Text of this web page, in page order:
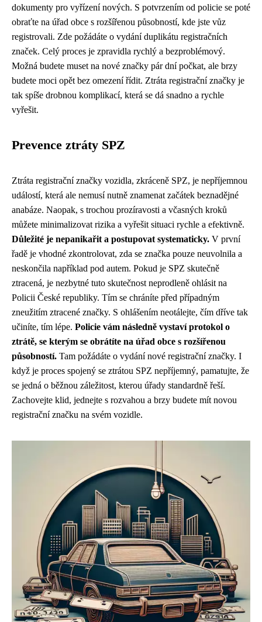
dokumenty pro vyřízení nových. S potvrzením od policie se poté
obraťte na úřad obce s rozšířenou působností, kde jste vůz
registrovali. Zde požádáte o vydání duplikátu registračních
značek. Celý proces je zpravidla rychlý a bezproblémový.
Možná budete muset na nové značky pár dní počkat, ale brzy
budete moci opět bez omezení řídit. Ztráta registrační značky je
tak spíše drobnou komplikací, která se dá snadno a rychle
vyřešit.
Prevence ztráty SPZ
Ztráta registrační značky vozidla, zkráceně SPZ, je nepříjemnou
událostí, která ale nemusí nutně znamenat začátek beznadějné
anabáze. Naopak, s trochou prozíravosti a včasných kroků
můžete minimalizovat rizika a vyřešit situaci rychle a efektivně.
Důležité je nepanikařit a postupovat systematicky. V první
řadě je vhodné zkontrolovat, zda se značka pouze neuvolnila a
neskončila například pod autem. Pokud je SPZ skutečně
ztracená, je nezbytné tuto skutečnost neprodleně ohlásit na
Policii České republiky. Tím se chráníte před případným
zneužitím ztracené značky. S ohlášením neotálejte, čím dříve tak
učiníte, tím lépe. Policie vám následně vystaví protokol o
ztrátě, se kterým se obrátíte na úřad obce s rozšířenou
působností. Tam požádáte o vydání nové registrační značky. I
když je proces spojený se ztrátou SPZ nepříjemný, pamatujte, že
se jedná o běžnou záležitost, kterou úřady standardně řeší.
Zachovejte klid, jednejte s rozvahou a brzy budete mít novou
registrační značku na svém vozidle.